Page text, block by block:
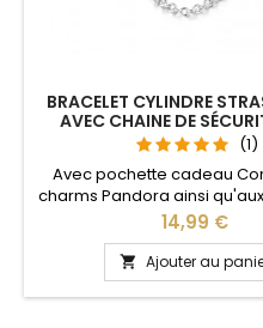
BRACELET CYLINDRE
AVEC CHAINE DE
CHARM
(1)
Avec pochette cadeau
charms Pandora ainsi
notre site idéal pour : Noël,
anniversaire, anniversaire
Plusieurs tailles disponible : 17,
cm Pour la dimensions nous
2cm en plus par
Prix
14,99 €
 Ajouter au